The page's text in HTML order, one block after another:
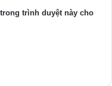
trình duyệt này cho